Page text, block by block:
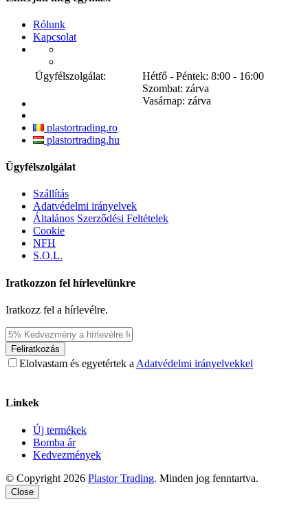
Rólunk
Kapcsolat
Ügyfélszolgálat:
Hétfő - Péntek: 8:00 - 16:00
Szombat: zárva
Vasárnap: zárva
plastortrading.ro
plastortrading.hu
Ügyfélszolgálat
Szállítás
Adatvédelmi irányelvek
Általános Szerződési Feltételek
Cookie
NFH
S.O.L.
Iratkozzon fel hírlevelünkre
Iratkozz fel a hírlevélre.
Feliratkozás
Elolvastam és egyetértek a Adatvédelmi irányelvekkel
Linkek
Új termékek
Bomba ár
Kedvezmények
© Copyright 2026 Plastor Trading. Minden jog fenntartva.
Close